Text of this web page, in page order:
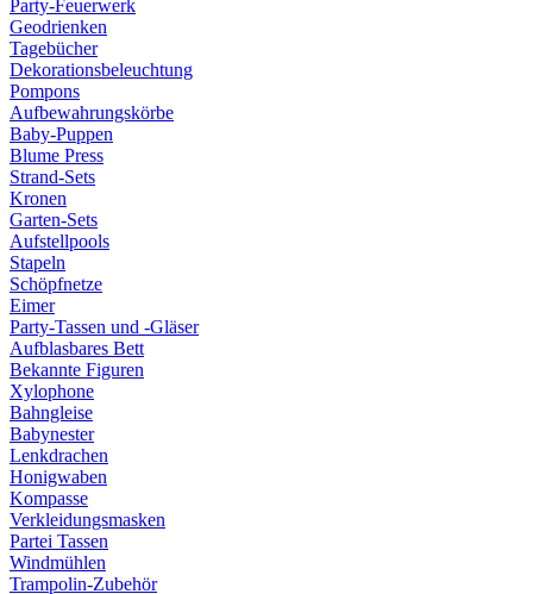
Party-Feuerwerk
Geodrienken
Tagebücher
Dekorationsbeleuchtung
Pompons
Aufbewahrungskörbe
Baby-Puppen
Blume Press
Strand-Sets
Kronen
Garten-Sets
Aufstellpools
Stapeln
Schöpfnetze
Eimer
Party-Tassen und -Gläser
Aufblasbares Bett
Bekannte Figuren
Xylophone
Bahngleise
Babynester
Lenkdrachen
Honigwaben
Kompasse
Verkleidungsmasken
Partei Tassen
Windmühlen
Trampolin-Zubehör